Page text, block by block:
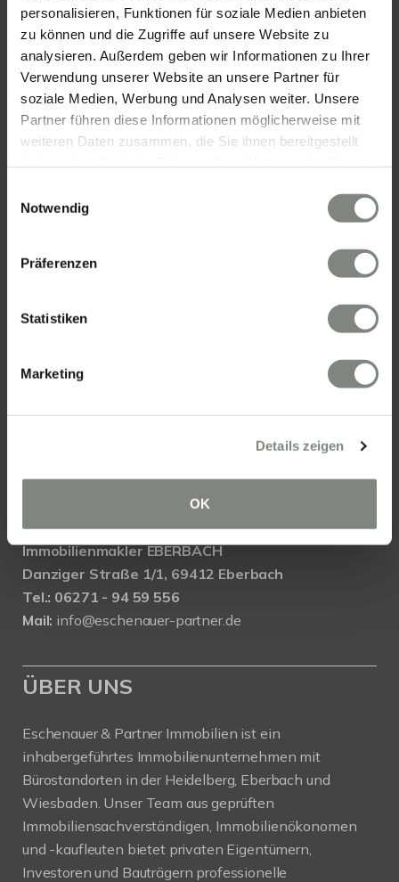
personalisieren, Funktionen für soziale Medien anbieten
zu können und die Zugriffe auf unsere Website zu
analysieren. Außerdem geben wir Informationen zu Ihrer
Verwendung unserer Website an unsere Partner für
soziale Medien, Werbung und Analysen weiter. Unsere
Partner führen diese Informationen möglicherweise mit
weiteren Daten zusammen, die Sie ihnen bereitgestellt
Cookies, wenn Sie unsere Webseite weiterhin nutzen.
Notwendig
Präferenzen
Statistiken
Marketing
Details zeigen
OK
Eschenauer & Partner Immobilien
Akademiestraße 1, 69117 Heidelberg
Mail:info@eschenauer-partner.de
Eschenauer & Partner Immobilien
Immobilien Wiesbaden
Mail:info@eschenauer-partner.de
Eschenauer & Partner Immobilien
Immobilienmakler EBERBACH
Danziger Straße 1/1, 69412 Eberbach
Tel.: 06271 - 94 59 556
Mail: info@eschenauer-partner.de
ÜBER UNS
Eschenauer & Partner Immobilien ist ein
inhabergeführtes Immobilienunternehmen mit
Bürostandorten in der Heidelberg, Eberbach und
Wiesbaden. Unser Team aus geprüften
Immobiliensachverständigen, Immobilienökonomen
und -kaufleuten bietet privaten Eigentümern,
Investoren und Bauträgern professionelle